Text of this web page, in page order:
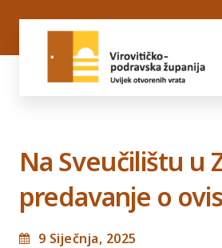
Na Sveučilištu u
predavanje o
9 Siječnja, 2025